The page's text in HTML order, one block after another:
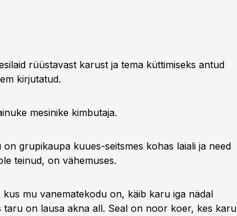
rüüstavast karust ja tema küttimiseks antud
kirjutatud.
mesinike kimbutaja.
grupikaupa kuues-seitsmes kohas laiali ja need
teinud, on vähemuses.
mu vanematekodu on, käib karu iga nädal
on lausa akna all. Seal on noor koer, kes karu